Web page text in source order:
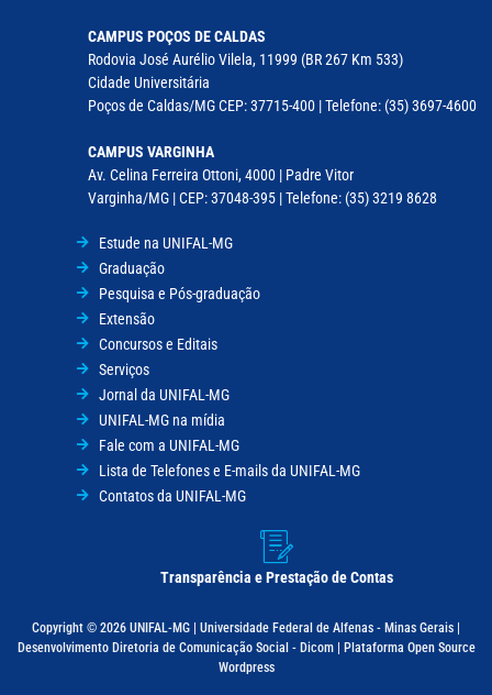
CAMPUS POÇOS DE CALDAS
Rodovia José Aurélio Vilela, 11999 (BR 267 Km 533)
Cidade Universitária
Poços de Caldas/MG CEP: 37715-400 | Telefone: (35) 3697-4600
CAMPUS VARGINHA
Av. Celina Ferreira Ottoni, 4000 | Padre Vitor
Varginha/MG | CEP: 37048-395 | Telefone: (35) 3219 8628
Estude na UNIFAL-MG
Graduação
Pesquisa e Pós-graduação
Extensão
Concursos e Editais
Serviços
Jornal da UNIFAL-MG
UNIFAL-MG na mídia
Fale com a UNIFAL-MG
Lista de Telefones e E-mails da UNIFAL-MG
Contatos da UNIFAL-MG
Transparência e Prestação de Contas
Copyright © 2026 UNIFAL-MG | Universidade Federal de Alfenas - Minas Gerais |
Desenvolvimento Diretoria de Comunicação Social - Dicom | Plataforma Open Source
Wordpress